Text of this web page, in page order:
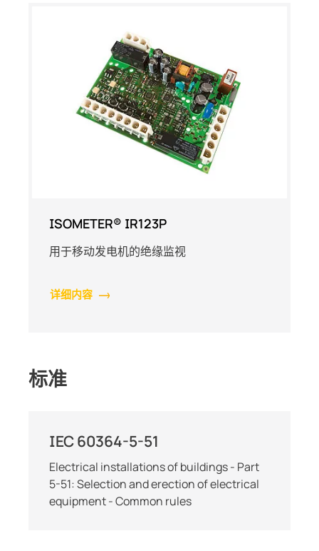
ISOMETER® IR123P
用于移动发电机的绝缘监视
详细内容
标准
IEC 60364-5-51
Electrical installations of buildings - Part
5-51: Selection and erection of electrical
equipment - Common rules